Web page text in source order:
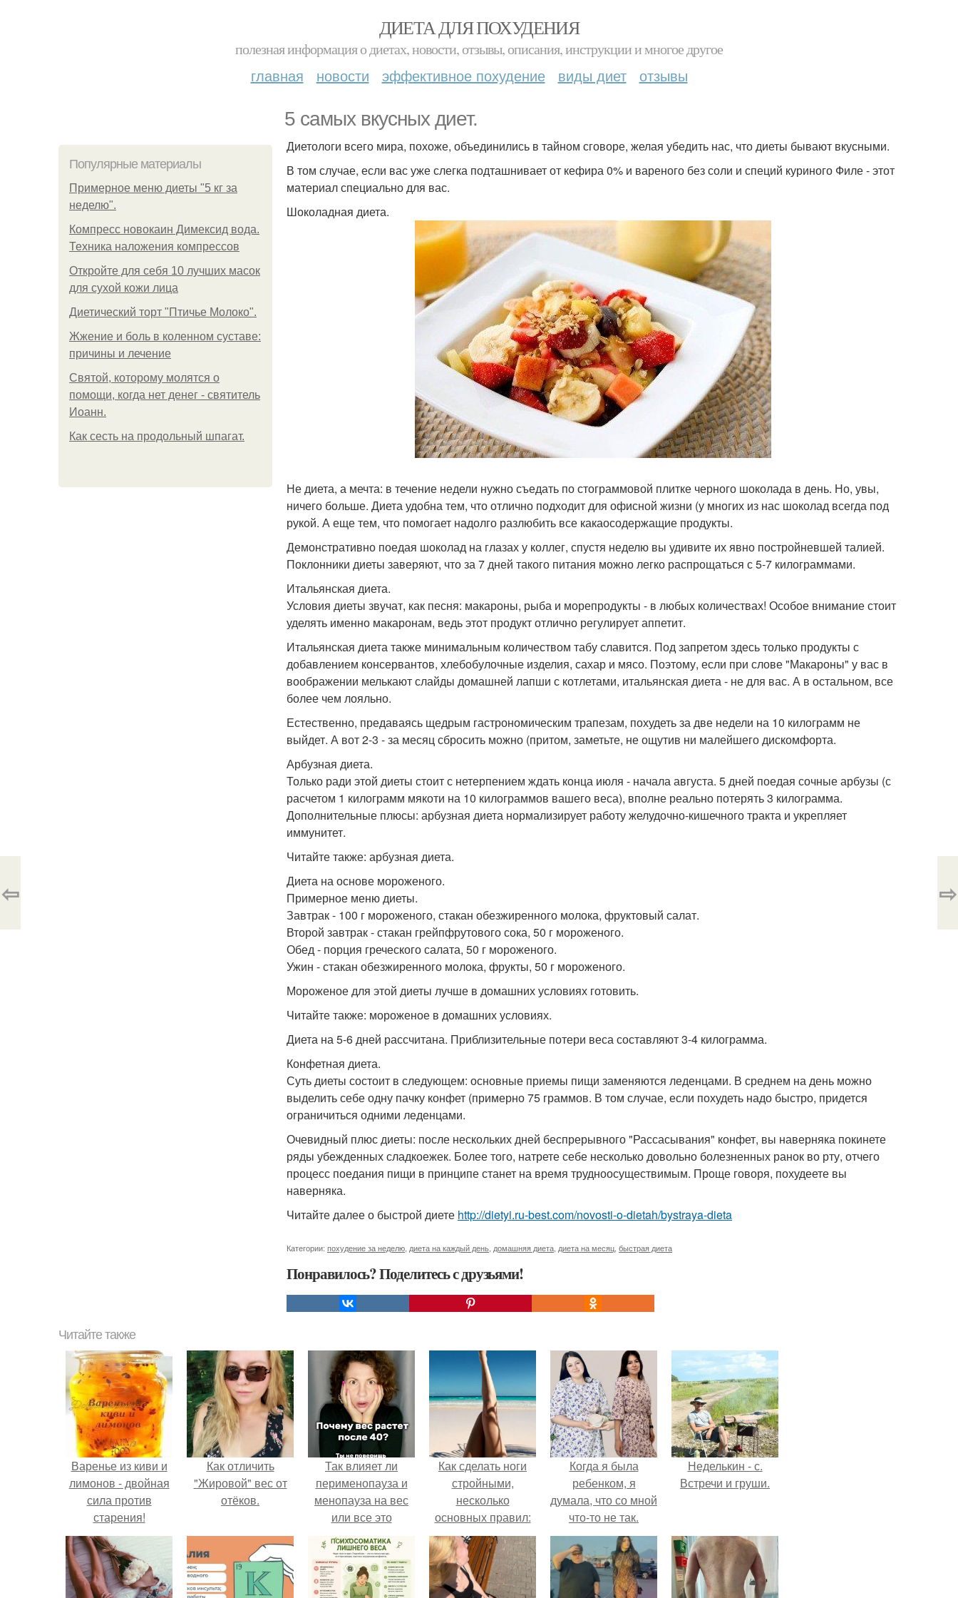
ДИЕТА ДЛЯ ПОХУДЕНИЯ
полезная информация о диетах, новости, отзывы, описания, инструкции и многое другое
главная новости эффективное похудение виды диет отзывы
5 самых вкусных диет.
Популярные материалы
Примерное меню диеты "5 кг за
неделю".
Компресс новокаин Димексид вода.
Техника наложения компрессов
Откройте для себя 10 лучших масок
для сухой кожи лица
Диетический торт "Птичье Молоко".
Жжение и боль в коленном суставе:
причины и лечение
Святой, которому молятся о
помощи, когда нет денег - святитель
Иоанн.
Как сесть на продольный шпагат.
Диетологи всего мира, похоже, объединились в тайном сговоре, желая убедить нас, что диеты бывают вкусными.
В том случае, если вас уже слегка подташнивает от кефира 0% и вареного без соли и специй куриного Филе - этот
материал специально для вас.
Шоколадная диета.
Не диета, а мечта: в течение недели нужно съедать по стограммовой плитке черного шоколада в день. Но, увы,
ничего больше. Диета удобна тем, что отлично подходит для офисной жизни (у многих из нас шоколад всегда под
рукой. А еще тем, что помогает надолго разлюбить все какаосодержащие продукты.
Демонстративно поедая шоколад на глазах у коллег, спустя неделю вы удивите их явно постройневшей талией.
Поклонники диеты заверяют, что за 7 дней такого питания можно легко распрощаться с 5-7 килограммами.
Итальянская диета.
Условия диеты звучат, как песня: макароны, рыба и морепродукты - в любых количествах! Особое внимание стоит
уделять именно макаронам, ведь этот продукт отлично регулирует аппетит.
Итальянская диета также минимальным количеством табу славится. Под запретом здесь только продукты с
добавлением консервантов, хлебобулочные изделия, сахар и мясо. Поэтому, если при слове "Макароны" у вас в
воображении мелькают слайды домашней лапши с котлетами, итальянская диета - не для вас. А в остальном, все
более чем лояльно.
Естественно, предаваясь щедрым гастрономическим трапезам, похудеть за две недели на 10 килограмм не
выйдет. А вот 2-3 - за месяц сбросить можно (притом, заметьте, не ощутив ни малейшего дискомфорта.
Арбузная диета.
Только ради этой диеты стоит с нетерпением ждать конца июля - начала августа. 5 дней поедая сочные арбузы (с
расчетом 1 килограмм мякоти на 10 килограммов вашего веса), вполне реально потерять 3 килограмма.
Дополнительные плюсы: арбузная диета нормализирует работу желудочно-кишечного тракта и укрепляет
иммунитет.
Читайте также: арбузная диета.
Диета на основе мороженого.
Примерное меню диеты.
Завтрак - 100 г мороженого, стакан обезжиренного молока, фруктовый салат.
Второй завтрак - стакан грейпфрутового сока, 50 г мороженого.
Обед - порция греческого салата, 50 г мороженого.
Ужин - стакан обезжиренного молока, фрукты, 50 г мороженого.
Мороженое для этой диеты лучше в домашних условиях готовить.
Читайте также: мороженое в домашних условиях.
Диета на 5-6 дней рассчитана. Приблизительные потери веса составляют 3-4 килограмма.
Конфетная диета.
Суть диеты состоит в следующем: основные приемы пищи заменяются леденцами. В среднем на день можно
выделить себе одну пачку конфет (примерно 75 граммов. В том случае, если похудеть надо быстро, придется
ограничиться одними леденцами.
Очевидный плюс диеты: после нескольких дней беспрерывного "Рассасывания" конфет, вы наверняка покинете
ряды убежденных сладкоежек. Более того, натрете себе несколько довольно болезненных ранок во рту, отчего
процесс поедания пищи в принципе станет на время трудноосуществимым. Проще говоря, похудеете вы
наверняка.
Читайте далее о быстрой диете http://dietyi.ru-best.com/novosti-o-dietah/bystraya-dieta
Категории: похудение за неделю диета на каждый день домашняя диета диета на месяц быстрая диета
Понравилось? Поделитесь с друзьями!
⇦ ⇨
Читайте также
Варенье из киви и
лимонов - двойная
сила против
старения!
Как отличить
"Жировой" вес от
отёков.
Так влияет ли
перименопауза и
менопауза на вес
или все это
ерунда?
Как сделать ноги
стройными,
несколько
основных правил:
Когда я была
ребенком, я
думала, что со мной
что-то не так.
Неделькин - с.
Встречи и груши.